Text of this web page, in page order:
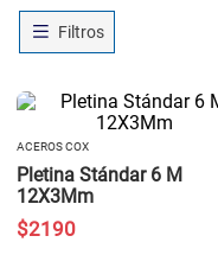
ACEROS COX
Pletina Stándar 6 M
12X3Mm
$2190